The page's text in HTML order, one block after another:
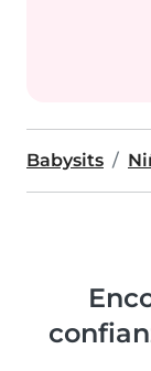
Babysits